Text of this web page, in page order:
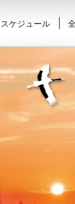
スケジュール